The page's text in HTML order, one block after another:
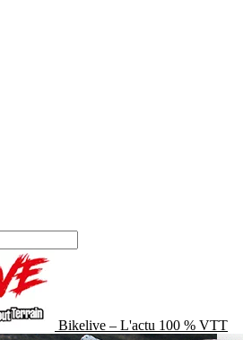
Bikelive – L'actu 100 % VTT